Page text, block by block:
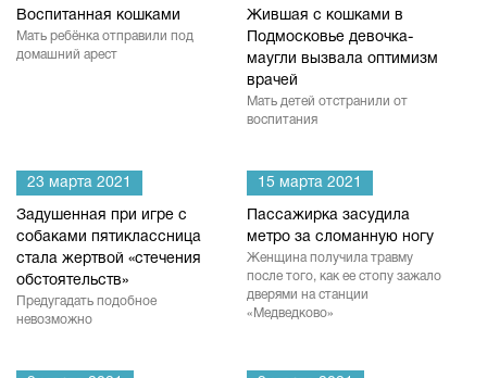
Воспитанная кошками
Мать ребёнка отправили под
домашний арест
Жившая с кошками в
Подмосковье девочка-
маугли вызвала оптимизм
врачей
Мать детей отстранили от
воспитания
23 марта 2021
Задушенная при игре с
собаками пятиклассница
стала жертвой «стечения
обстоятельств»
Предугадать подобное
невозможно
15 марта 2021
Пассажирка засудила
метро за сломанную ногу
Женщина получила травму
после того, как ее стопу зажало
дверями на станции
«Медведково»